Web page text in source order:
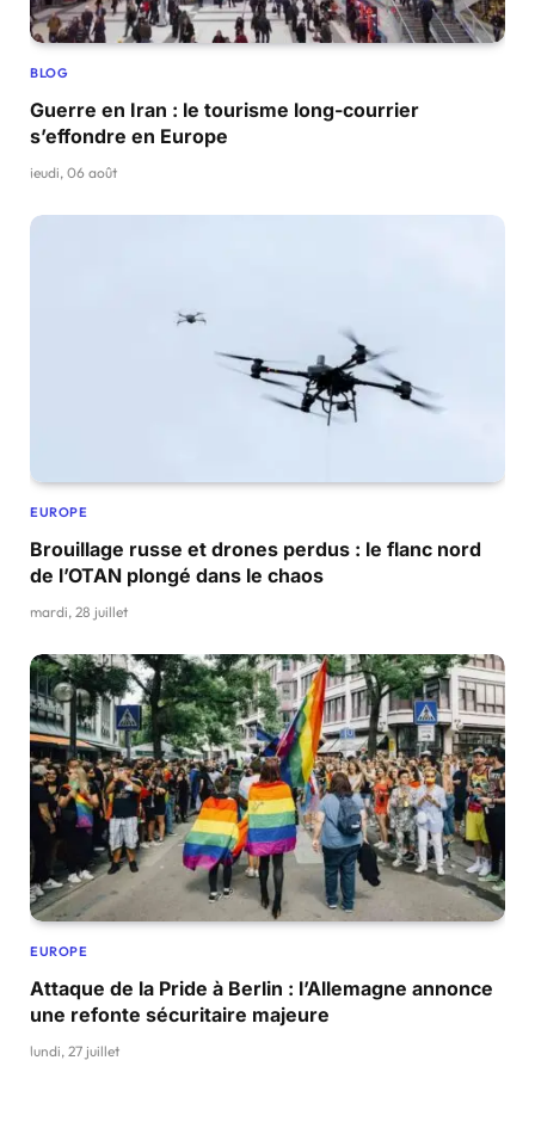
BLOG
Guerre en Iran : le tourisme long-courrier
s’effondre en Europe
jeudi, 06 août
EUROPE
Brouillage russe et drones perdus : le flanc nord
de l’OTAN plongé dans le chaos
mardi, 28 juillet
EUROPE
Attaque de la Pride à Berlin : l’Allemagne annonce
une refonte sécuritaire majeure
lundi, 27 juillet